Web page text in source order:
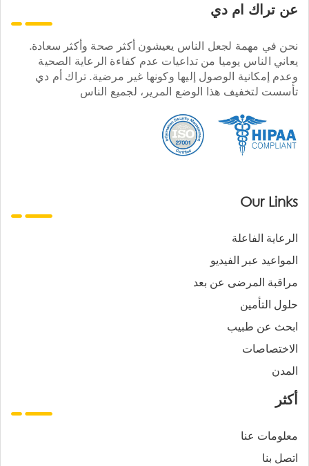
عن تراك ام دي
نحن في مهمة لجعل الناس يعيشون أكثر صحة وأكثر سعادة.
يعاني الناس يوميا من تداعيات عدم كفاءة الرعاية الصحية
وعدم إمكانية الوصول إليها وكونها غير مرضية. تراك أم دي
تأسست لتخفيف هذا الوضع المرير، لجميع الناس
Our Links
الرعاية الفاعلة
المواعيد عبر الفيديو
مراقبة المرضى عن بعد
حلول التأمين
ابحث عن طبيب
الاختصاصات
المدن
أكثر
معلومات عنا
اتصل بنا